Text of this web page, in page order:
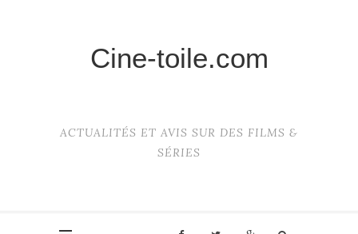
Cine-toile.com
ACTUALITÉS ET AVIS SUR DES FILMS &
SÉRIES